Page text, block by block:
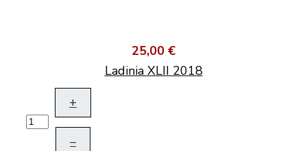
25,00 €
Ladinia XLII 2018
+
–